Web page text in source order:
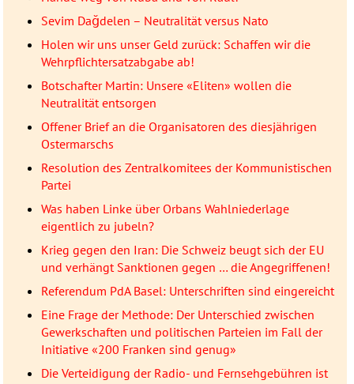
Sevim Dağdelen – Neutralität versus Nato
Holen wir uns unser Geld zurück: Schaffen wir die
Wehrpflichtersatzabgabe ab!
Botschafter Martin: Unsere «Eliten» wollen die
Neutralität entsorgen
Offener Brief an die Organisatoren des diesjährigen
Ostermarschs
Resolution des Zentralkomitees der Kommunistischen
Partei
Was haben Linke über Orbans Wahlniederlage
eigentlich zu jubeln?
Krieg gegen den Iran: Die Schweiz beugt sich der EU
und verhängt Sanktionen gegen … die Angegriffenen!
Referendum PdA Basel: Unterschriften sind eingereicht
Eine Frage der Methode: Der Unterschied zwischen
Gewerkschaften und politischen Parteien im Fall der
Initiative «200 Franken sind genug»
Die Verteidigung der Radio- und Fernsehgebühren ist